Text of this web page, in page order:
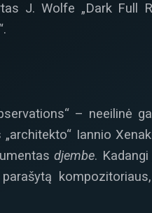
J. Wolfe „Dark Full
– neeilinė
Iannio
djembe.